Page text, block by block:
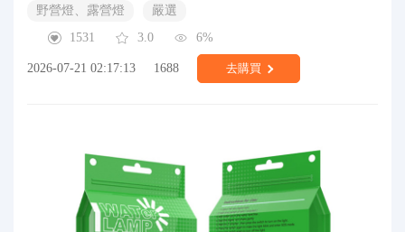
野營燈、露營燈
嚴選
1531
3.0 6%
2026-07-21 02:17:13 1688 去購買